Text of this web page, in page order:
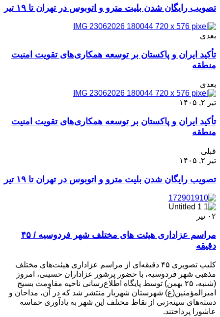
تصویب رایگان شدن بلیت مترو و اتوبوس در تهران تا ۱۹ تیر
بعدی
تأکید ایران و پاکستان بر توسعه همکاری‌های تقویت امنیت
منطقه
بعدی
تیر ۲, ۱۴۰۵
تأکید ایران و پاکستان بر توسعه همکاری‌های تقویت امنیت
منطقه
قبلی
تیر ۲, ۱۴۰۵
تصویب رایگان شدن بلیت مترو و اتوبوس در تهران تا ۱۹ تیر
۰۲ تیر
مراسم عزاداری هیئت های مختلف شهر فردوسیه / ۴۵
دقیقه
کلیپ تصویری ۴۵ دقیقه‌ای از مراسم عزاداری هیئت‌های مختلف
مذهبی شهر فردوسیه، با حضور پرشور عزاداران حسینی، امروز
(شنبه، ۲۵ بهمن) توسط پایگاه اطلاع‌رسانی ناحیه مقاومت بسیج
امیرالمؤمنین(ع) شهرستان شهریار منتشر شد که در آن، مداحان و
دسته‌های سینه‌زنی از نقاط مختلف این شهر به یادآوری حماسه
عاشورا پرداختند.